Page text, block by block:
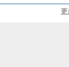
和所有原则更